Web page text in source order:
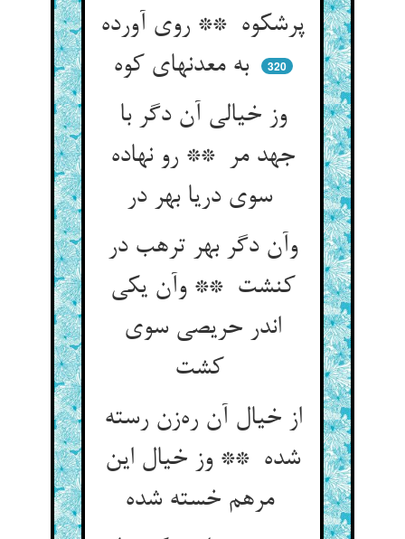
پرشکوه ** روی آورده
به معدنهای کوه
320
وز خیالی آن دگر با
جهد مر ** رو نهاده
سوی دریا بهر در
وآن دگر بهر ترهب در
کنشت ** وآن یکی
اندر حریصی سوی
از خیال آن ره‌زن رسته
شده ** وز خیال این
مرهم خسته شده